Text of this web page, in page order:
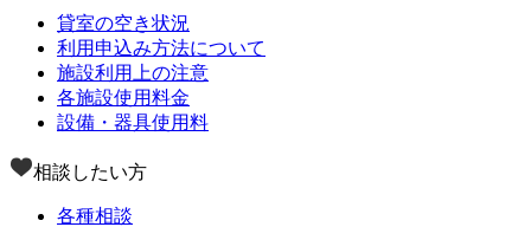
貸室の空き状況
利用申込み方法について
施設利用上の注意
各施設使用料金
設備・器具使用料
相談したい方
各種相談